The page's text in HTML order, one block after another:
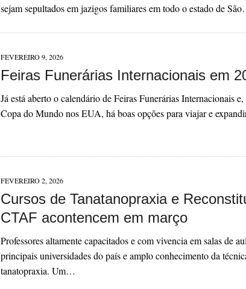
sejam sepultados em jazigos familiares em todo o estado de
FEVEREIRO 9, 2026
Feiras Funerárias Internacionais em
Já está aberto o calendário de Feiras Funerárias Internacionais e,
Copa do Mundo nos EUA, há boas opções para viajar e
FEVEREIRO 2, 2026
Cursos de Tanatanopraxia e
CTAF acontencem em março
Professores altamente capacitados e com vivencia em salas de
principais universidades do país e amplo conhecimento da
tanatopraxia. Um…